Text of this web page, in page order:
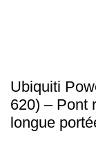
Ubiquiti
620) – Pont
longue